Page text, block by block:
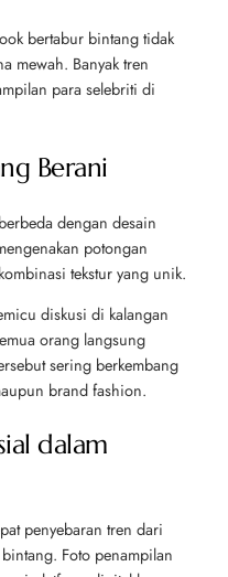
bertabur bintang tidak
mewah. Banyak tren
para selebriti di
Berani
dengan desain
potongan
tekstur yang unik.
diskusi di kalangan
orang langsung
sering berkembang
brand fashion.
dalam
penyebaran tren dari
Foto penampilan